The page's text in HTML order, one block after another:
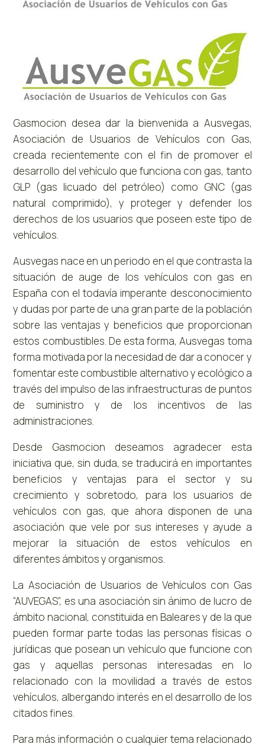
Gasmocion desea dar la bienvenida a Ausvegas,
Asociación de Usuarios de Vehículos con Gas,
creada recientemente con el fin de promover el
desarrollo del vehículo que funciona con gas, tanto
GLP (gas licuado del petróleo) como GNC (gas
natural comprimido), y proteger y defender los
derechos de los usuarios que poseen este tipo de
vehículos.
Ausvegas nace en un periodo en el que contrasta la
situación de auge de los vehículos con gas en
España con el todavía imperante desconocimiento
y dudas por parte de una gran parte de la población
sobre las ventajas y beneficios que proporcionan
estos combustibles. De esta forma, Ausvegas toma
forma motivada por la necesidad de dar a conocer y
fomentar este combustible alternativo y ecológico a
través del impulso de las infraestructuras de puntos
de suministro y de los incentivos de las
administraciones.
Desde Gasmocion deseamos agradecer esta
iniciativa que, sin duda, se traducirá en importantes
beneficios y ventajas para el sector y su
crecimiento y sobretodo, para los usuarios de
vehículos con gas, que ahora disponen de una
asociación que vele por sus intereses y ayude a
mejorar la situación de estos vehículos en
diferentes ámbitos y organismos.
La Asociación de Usuarios de Vehículos con Gas
“AUVEGAS”, es una asociación sin ánimo de lucro de
ámbito nacional, constituida en Baleares y de la que
pueden formar parte todas las personas físicas o
jurídicas que posean un vehículo que funcione con
gas y aquellas personas interesadas en lo
relacionado con la movilidad a través de estos
vehículos, albergando interés en el desarrollo de los
citados fines.
Para más información o cualquier tema relacionado